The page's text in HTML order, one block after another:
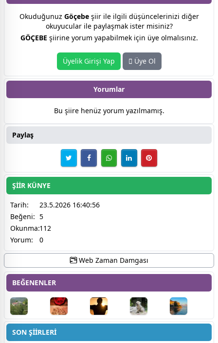
Okuduğunuz Göçebeşiir ile ilgili düşüncelerinizi diğer
okuyucular ile paylaşmak ister misiniz?
GÖÇEBE şiirine yorum yapabilmek için üye olmalısınız.
Üyelik Girişi Yap Üye Ol
Yorumlar
Bu şiire henüz yorum yazılmamış.
Paylaş
ŞİİR KÜNYE
Tarih:
23.5.2026 16:40:56
Beğeni: 5
Okunma:112
Yorum:
0
Web Zaman Damgası
BEĞENENLER
SON ŞİİRLERİ